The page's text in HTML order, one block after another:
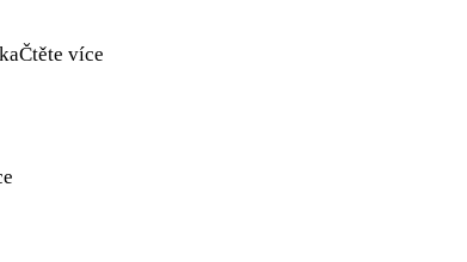
Čtěte více